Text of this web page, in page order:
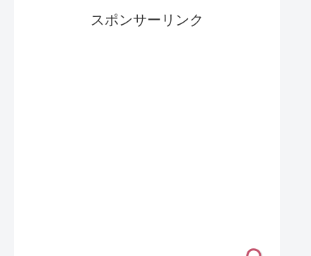
スポンサーリンク